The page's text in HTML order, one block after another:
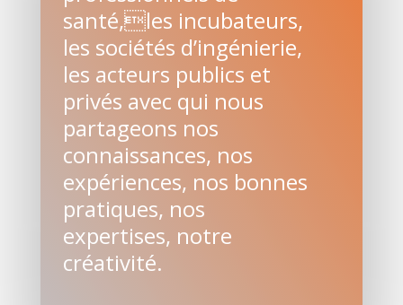
santé,les incubateurs,
les sociétés d’ingénierie,
les acteurs publics et
privés avec qui nous
partageons nos
connaissances, nos
expériences, nos bonnes
pratiques, nos
expertises, notre
créativité.